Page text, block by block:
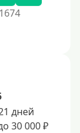
дней
30 000 ₽